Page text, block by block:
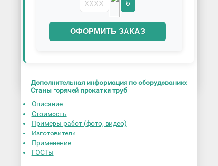
↻
ОФОРМИТЬ ЗАКАЗ
Дополнительная информация по оборудованию:
Станы горячей прокатки труб
Описание
Стоимость
Примеры работ (фото, видео)
Изготовители
Применение
ГОСТы